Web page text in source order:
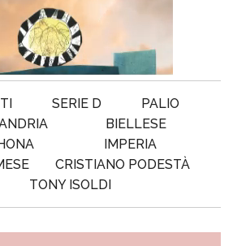
SERIE D
PALIO
BIELLESE
IMPERIA
CRISTIANO PODESTÀ
TONY ISOLDI